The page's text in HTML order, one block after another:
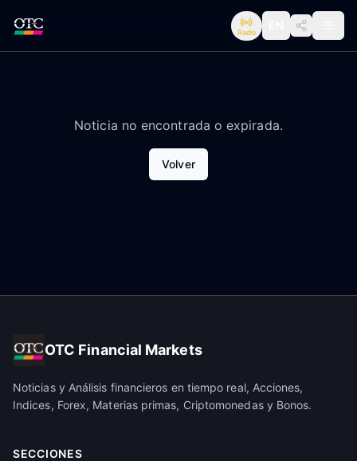
Radio
Noticia no encontrada o expirada.
Volver
OTC Financial Markets
Noticias y Análisis financieros en tiempo real, Acciones,
Indices, Forex, Materias primas, Criptomonedas y Bonos.
SECCIONES